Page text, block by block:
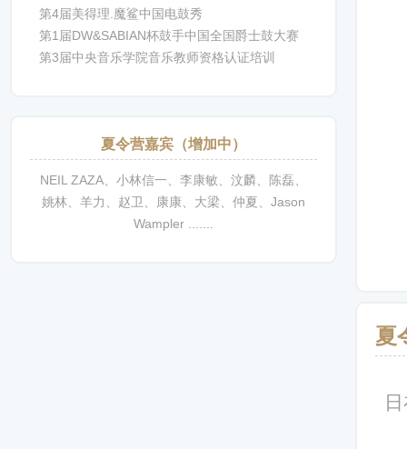
第4届美得理.魔鲨中国电鼓秀
第1届DW&SABIAN杯鼓手中国全国爵士鼓大赛
第3届中央音乐学院音乐教师资格认证培训
夏令营嘉宾（增加中）
NEIL ZAZA、小林信一、李康敏、汶麟、陈磊、
姚林、羊力、赵卫、康康、大梁、仲夏、Jason
Wampler .......
夏